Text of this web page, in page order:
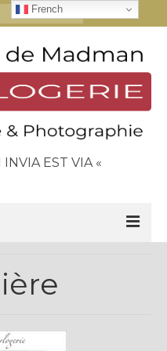
EST VIA «
French